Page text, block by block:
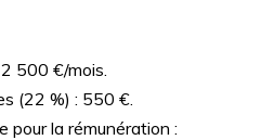
500 €/mois.
(22 %) : 550 €.
pour la rémunération :